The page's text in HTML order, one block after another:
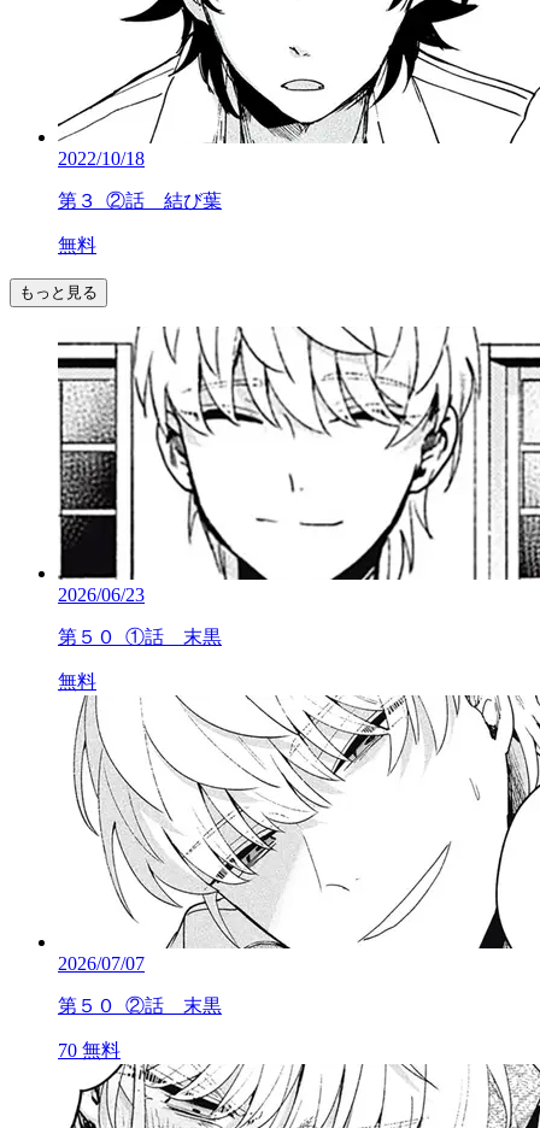
2022/10/18
第３_②話 結び葉
無料
もっと見る
2026/06/23
第５０_①話 末黒
無料
2026/07/07
第５０_②話 末黒
70 無料